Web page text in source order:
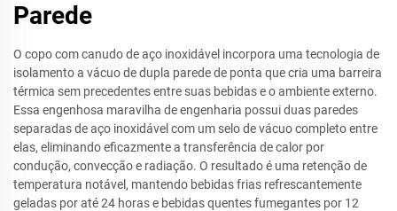
Parede
O copo com canudo de aço inoxidável incorpora uma tecnologia de
isolamento a vácuo de dupla parede de ponta que cria uma barreira
térmica sem precedentes entre suas bebidas e o ambiente externo.
Essa engenhosa maravilha de engenharia possui duas paredes
separadas de aço inoxidável com um selo de vácuo completo entre
elas, eliminando eficazmente a transferência de calor por
condução, convecção e radiação. O resultado é uma retenção de
temperatura notável, mantendo bebidas frias refrescantemente
geladas por até 24 horas e bebidas quentes fumegantes por 12